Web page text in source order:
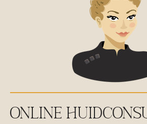
ONLINE